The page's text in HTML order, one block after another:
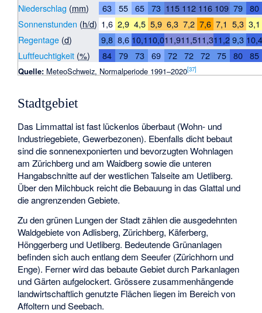
Niederschlag (mm) 63 55 65 73 115 112 116 109 79 80
Sonnenstunden (h/d) 1,6 2,9 4,5 5,9 6,3 7,2 7,6 7,1 5,3 3,1
Regentage (d) 9,8 8,6 10,110,011,911,511,311,2 9,3
Luftfeuchtigkeit (%) 84 79 73 69 72 72 72 75 80 85
Quelle: MeteoSchweiz, Normalperiode 1991–2020[37]
Stadtgebiet
Das Limmattal ist fast lückenlos überbaut (Wohn- und
Industriegebiete, Gewerbezonen). Ebenfalls dicht bebaut
sind die sonnenexponierten und bevorzugten Wohnlagen
am Zürichberg und am Waidberg sowie die unteren
Hangabschnitte auf der westlichen Talseite am Uetliberg.
Über den Milchbuck reicht die Bebauung in das Glattal und
die angrenzenden Gebiete.
Zu den grünen Lungen der Stadt zählen die ausgedehnten
Waldgebiete von Adlisberg, Zürichberg, Käferberg,
Hönggerberg und Uetliberg. Bedeutende Grünanlagen
befinden sich auch entlang dem Seeufer (Zürichhorn und
Enge). Ferner wird das bebaute Gebiet durch Parkanlagen
und Gärten aufgelockert. Grössere zusammenhängende
landwirtschaftlich genutzte Flächen liegen im Bereich von
Affoltern und Seebach.